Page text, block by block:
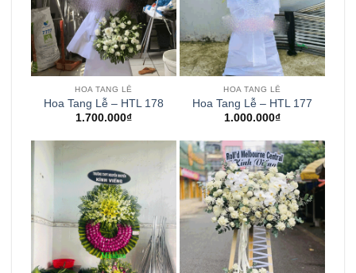
HOA TANG LỄ
Hoa Tang Lễ – HTL 178
1.700.000₫
HOA TANG LỄ
Hoa Tang Lễ – HTL 177
1.000.000₫